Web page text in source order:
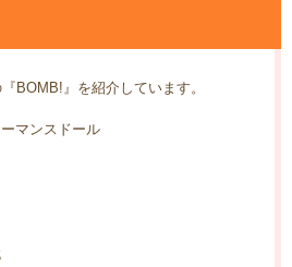
BOMB!』を紹介しています。
マンスドール